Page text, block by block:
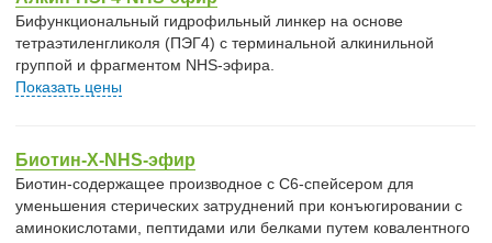
Бифункциональный гидрофильный линкер на основе
тетраэтиленгликоля (ПЭГ4) с терминальной алкинильной
группой и фрагментом NHS-эфира.
Показать цены
Биотин-X-NHS-эфир
Биотин-содержащее производное с С6-спейсером для
уменьшения стерических затруднений при конъюгировании с
аминокислотами, пептидами или белками путем ковалентного